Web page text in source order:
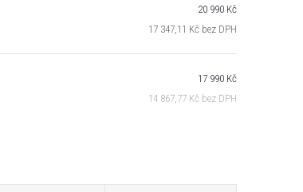
20 990 Kč
17 347,11 Kč bez DPH
17 990 Kč
14 867,77 Kč bez DPH